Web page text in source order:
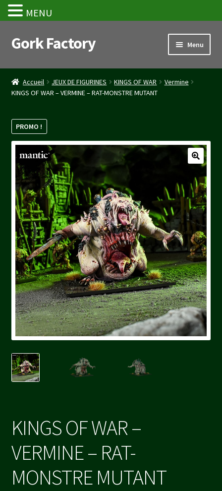
Aller
à
navigation
Aller
au
Gork Factory Menu
Accueil
CGV
Mon compte
Panier
Stripe Payment Success Page
Validation de la commande
Accueil JEUX DE FIGURINES KINGS OF WAR
Vermine
KINGS OF WAR – VERMINE – RAT-MONSTRE MUTANT
PROMO !
KINGS OF WAR –
VERMINE – RAT-
MONSTRE MUTANT
MENU